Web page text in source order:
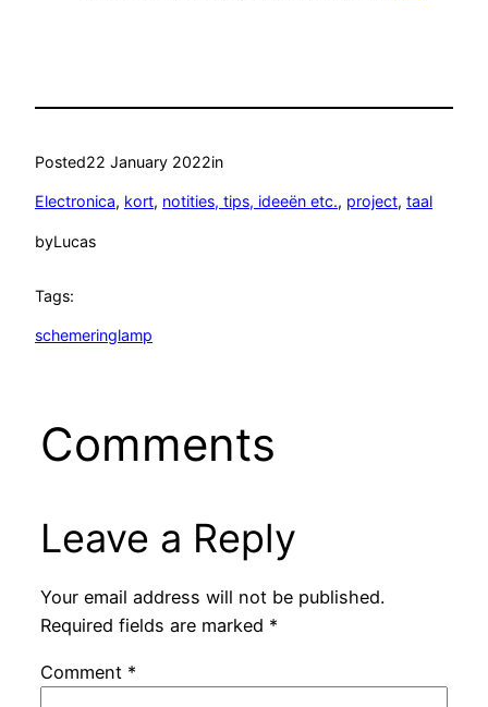
Posted22 January 2022in
Electronica, kort, notities, tips, ideeën etc., project, taal
byLucas
Tags:
schemeringlamp
Comments
Leave a Reply
Your email address will not be published.
Required fields are marked *
Comment *